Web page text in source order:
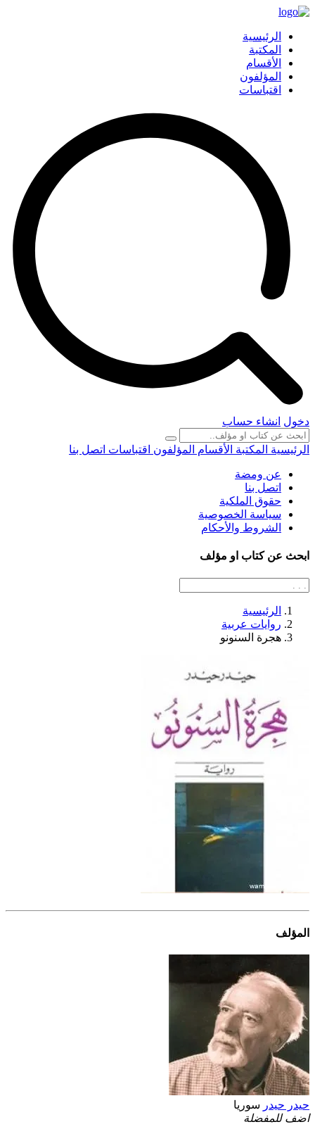
الرئيسية
المكتبة
الأقسام
المؤلفون
اقتباسات
دخول انشاء حساب
الرئيسية المكتبة الأقسام المؤلفون اقتباسات اتصل بنا
عن ومضة
اتصل بنا
حقوق الملكية
سياسة الخصوصية
الشروط والأحكام
ابحث عن كتاب او مؤلف
الرئيسية
روايات عربية
هجرة السنونو
المؤلف
حيدر حيدر سوريا
اضف للمفضلة